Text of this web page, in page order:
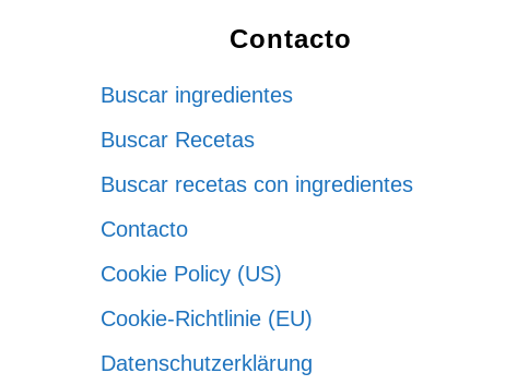
Contacto
Buscar ingredientes
Buscar Recetas
Buscar recetas con ingredientes
Contacto
Cookie Policy (US)
Cookie-Richtlinie (EU)
Datenschutzerklärung